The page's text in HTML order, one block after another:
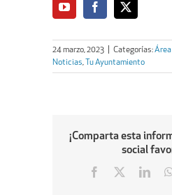
24 marzo, 2023 Categorías:
Noticias, Tu Ayuntamiento
¡Comparta esta
social
Facebook